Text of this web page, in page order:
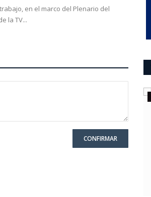
en el marco del Plenario del
la TV...
CONFIRMAR